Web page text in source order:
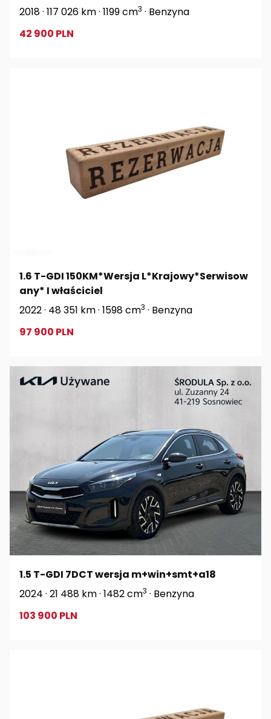
2018 · 117 026 km · 1199 cm3 · Benzyna
42 900 PLN
1.6 T-GDI 150KM*Wersja L*Krajowy*Serwisow
any* I właściciel
2022 · 48 351 km · 1598 cm3 · Benzyna
97 900 PLN
1.5 T-GDI 7DCT wersja m+win+smt+a18
2024 · 21 488 km · 1482 cm3 · Benzyna
103 900 PLN